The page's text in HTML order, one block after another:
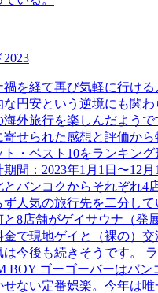
禍を経て再び気軽に行ける
円安という逆境にも関わ
外旅行を楽しんだようで
せられた感想と評価か
ト・ベスト10をランキン
間：2023年1月1日〜12
とバンコクからそれぞれ4
ず人気の旅行先を二分して
8店舗がゲイサウナ（発
で現地ゲイと（裸の）交
今後も続きそうです。
BOY ゴーゴーバーはバン
せない定番娯楽。今年は唯